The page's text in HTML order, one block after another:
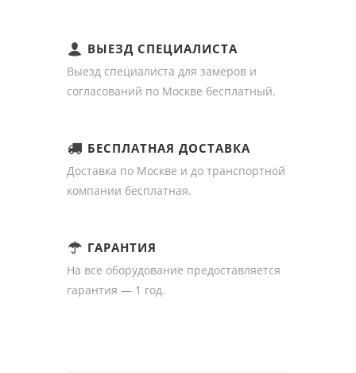
ВЫЕЗД СПЕЦИАЛИСТА
Выезд специалиста для замеров и
согласований по Москве бесплатный.
БЕСПЛАТНАЯ ДОСТАВКА
Доставка по Москве и до транспортной
компании бесплатная.
ГАРАНТИЯ
На все оборудование предоставляется
гарантия — 1 год.